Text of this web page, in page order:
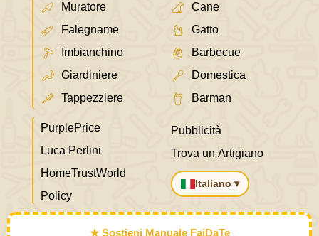
Muratore
Falegname
Imbianchino
Giardiniere
Tappezziere
Cane
Gatto
Barbecue
Domestica
Barman
PurplePrice
Luca Perlini
HomeTrustWorld
Policy
Pubblicità
Trova un Artigiano
Italiano ▾
★ Sostieni Manuale FaiDaTe